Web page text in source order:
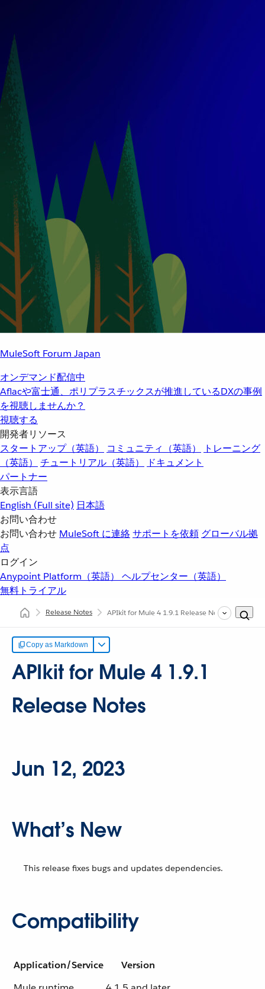
MuleSoft Forum Japan
オンデマンド配信中
Aflacや富士通、ポリプラスチックスが推進しているDXの事例
を視聴しませんか？
視聴する
開発者リソース
スタートアップ（英語）
コミュニティ（英語）
トレーニング
（英語）
チュートリアル（英語）
ドキュメント
パートナー
表示言語
English (Full site) 日本語
お問い合わせ
お問い合わせ MuleSoft に連絡サポートを依頼 グローバル拠
点
ログイン
Anypoint Platform（英語） ヘルプセンター（英語）
無料トライアル
Release Notes APIkit for Mule 4 1.9.1 Release Notes
Copy as Markdown
APIkit for Mule 4 1.9.1
Release Notes
Jun 12, 2023
What’s New
This release fixes bugs and updates dependencies.
Compatibility
Application/Service
Version